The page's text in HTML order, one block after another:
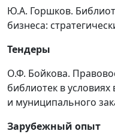
Ю.А. Горшков.
бизнеса:
Тендеры
О.Ф. Бойкова.
библиотек в
и муниципального
Зарубежный опыт